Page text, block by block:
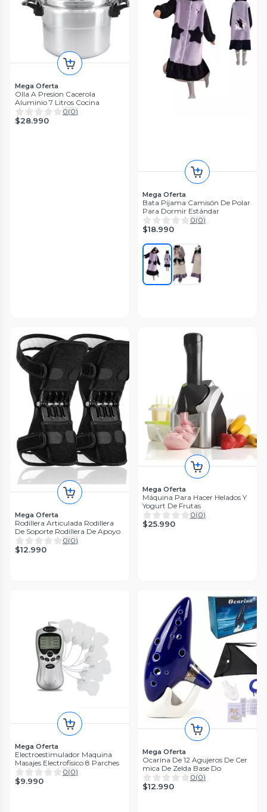
Mega Oferta
Olla A Presion Cacerola
Aluminio 7 Litros Cocina
0(0)
$28.990
Mega Oferta
Bata Pijama Camisón De Polar
Para Dormir Estándar
0(0)
$18.990
Mega Oferta
Rodillera Articulada Rodillera
De Soporte Rodillera De Apoyo
0(0)
$12.990
Mega Oferta
Máquina Para Hacer Helados Y
Yogurt De Frutas
0(0)
$25.990
Mega Oferta
Electroestimulador Maquina
Masajes Electrofisico 8 Parches
0(0)
$9.990
Mega Oferta
Ocarina De 12 Agujeros De Cer
mica De Zelda Base Do
0(0)
$12.990